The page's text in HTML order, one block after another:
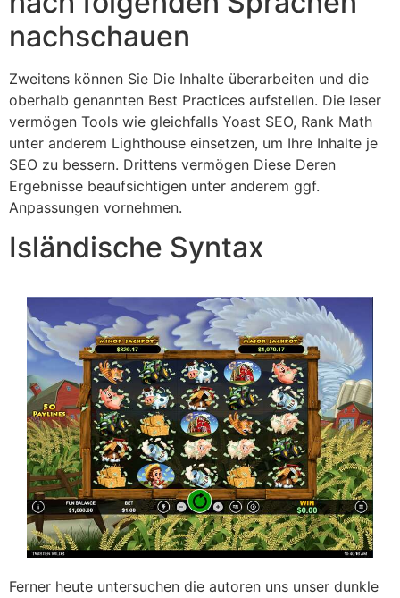
nachschauen
Zweitens können Sie Die Inhalte überarbeiten und die
oberhalb genannten Best Practices aufstellen. Die leser
vermögen Tools wie gleichfalls Yoast SEO, Rank Math
unter anderem Lighthouse einsetzen, um Ihre Inhalte je
SEO zu bessern. Drittens vermögen Diese Deren
Ergebnisse beaufsichtigen unter anderem ggf.
Anpassungen vornehmen.
Isländische Syntax
Ferner heute untersuchen die autoren uns unser dunkle